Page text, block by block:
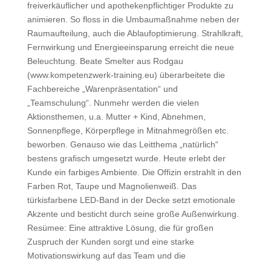
freiverkäuflicher und apothekenpflichtiger Produkte zu
animieren. So floss in die Umbaumaßnahme neben der
Raumaufteilung, auch die Ablaufoptimierung. Strahlkraft,
Fernwirkung und Energieeinsparung erreicht die neue
Beleuchtung.
Beate Smelter aus Rodgau
(www.kompetenzwerk-training.eu) überarbeitete die
Fachbereiche „Warenpräsentation“ und
„Teamschulung“. Nunmehr werden die vielen
Aktionsthemen, u.a. Mutter + Kind, Abnehmen,
Sonnenpflege, Körperpflege in Mitnahmegrößen etc.
beworben. Genauso wie das Leitthema „natürlich“
bestens grafisch umgesetzt wurde.
Heute erlebt der
Kunde ein farbiges Ambiente. Die Offizin erstrahlt in den
Farben Rot, Taupe und Magnolienweiß. Das
türkisfarbene LED-Band in der Decke setzt emotionale
Akzente und besticht durch seine große Außenwirkung.
Resümee: Eine attraktive Lösung, die für großen
Zuspruch der Kunden sorgt und eine starke
Motivationswirkung auf das Team und die